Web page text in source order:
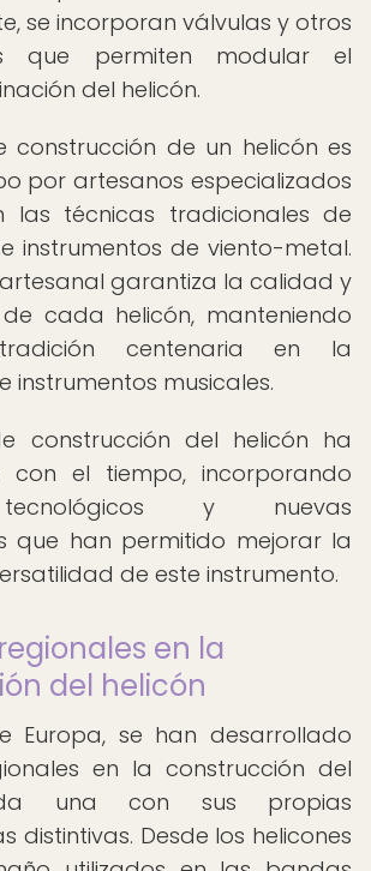
se incorporan válvulas y otros
que permiten modular el
del helicón.
construcción de un helicón es
por artesanos especializados
las técnicas tradicionales de
instrumentos de viento-metal.
garantiza la calidad y
cada helicón, manteniendo
centenaria en la
instrumentos musicales.
construcción del helicón ha
con el tiempo, incorporando
y nuevas
que han permitido mejorar la
de este instrumento.
en la
del helicón
Europa, se han desarrollado
en la construcción del
una con sus propias
distintivas. Desde los helicones